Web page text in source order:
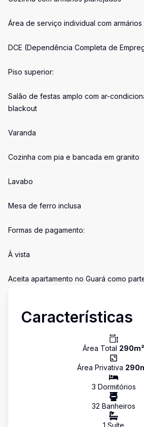
Área de serviço individual com armários
DCE (Dependência Completa de
Piso superior:
Salão de festas amplo com ar-
blackout
Varanda
Cozinha com pia e bancada em granito
Lavabo
Mesa de ferro inclusa
Formas de pagamento:
À vista
Aceita apartamento no Guará como
Características
Área Total 290m²
Área Privativa 290
3 Dormitórios
32 Banheiros
1 Suíte